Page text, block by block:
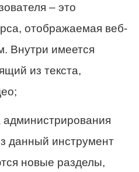
– это
отображаемая веб-
Внутри имеется
из текста,
данный инструмент
новые разделы,